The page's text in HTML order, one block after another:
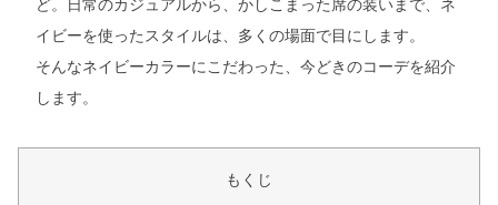
ど。日常のカジュアルから、かしこまった席の装いまで、ネ
イビーを使ったスタイルは、多くの場面で目にします。
そんなネイビーカラーにこだわった、今どきのコーデを紹介
します。
もくじ